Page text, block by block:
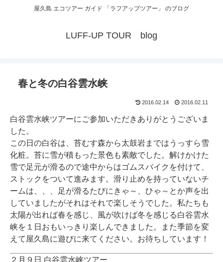
屋久島 エコツアー ガイド 「ラフアップツアー」 のブログ
LUFF-UP TOUR blog
春と冬の白谷雲水峡
2016.02.14 2016.02.11
白谷雲水峡ツアーにご参加いただきありがとうございま
した。
この日の白谷は、苔むす森から太鼓岩まではうっすら雪
化粧。苔に雪が積もった景色も素敵でした。解けかけた
雪で足元が滑るので途中からはゴムスパイクを付けて、
ストックをついて進みます。滑り止めを持っていないチ
ームは、、、足が滑るたびにきゃ～、ひゃ～とか声を出
していましたがそれはそれで楽しそうでした。私たちも
太陽が出れば春を感じ、風が吹けば冬を感じる白谷雲水
峡を１日おもいっきり楽しんできました。また季節を変
えて屋久島に遊びに来てください。お待ちしています！
２月９日 白谷雲水峡ツアー